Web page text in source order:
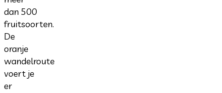
dan 500
fruitsoorten.
De
oranje
wandelroute
voert je
er